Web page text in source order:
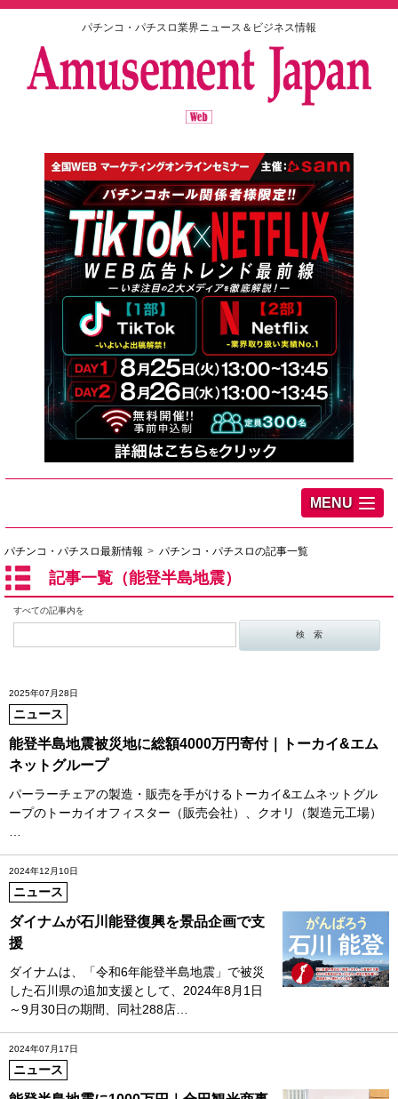
パチンコ・パチスロ業界ニュース＆ビジネス情報
MENU
パチンコ・パチスロ最新情報 パチンコ・パチスロの記事一覧
記事一覧（能登半島地震）
すべての記事内を
2025年07月28日
ニュース
能登半島地震被災地に総額4000万円寄付｜トーカイ&エム
ネットグループ
パーラーチェアの製造・販売を手がけるトーカイ&エムネットグル
ープのトーカイオフィスター（販売会社）、クオリ（製造元工場）
2024年12月10日
ニュース
ダイナムが石川能登復興を景品企画で支
援
ダイナムは、「令和6年能登半島地震」で被災
した石川県の追加支援として、2024年8月1日
～9月30日の期間、同社288店…
2024年07月17日
ニュース